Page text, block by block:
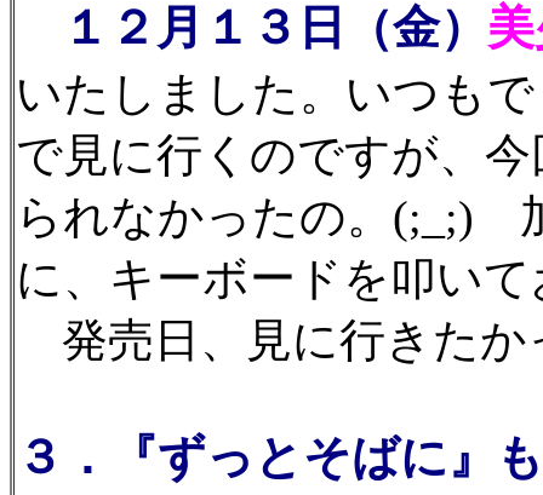
１２月１３日（金）
いたしました。いつも
で見に行くのですが、
られなかったの。(;_;)
に、キーボードを叩い
発売日、見に行きたか
３．『ずっとそばに』